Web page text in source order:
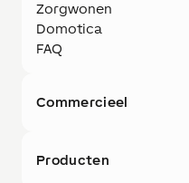
Zorgwonen
Domotica
FAQ
Commercieel
Producten